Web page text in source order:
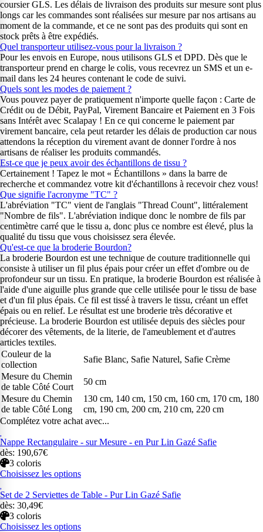
coursier GLS. Les délais de livraison des produits sur mesure sont plus
longs car les commandes sont réalisées sur mesure par nos artisans au
moment de la commande, et ce ne sont pas des produits qui sont en
stock prêts à être expédiés.
Quel transporteur utilisez-vous pour la livraison ?
Pour les envois en Europe, nous utilisons GLS et DPD. Dès que le
transporteur prend en charge le colis, vous recevrez un SMS et un e-
mail dans les 24 heures contenant le code de suivi.
Quels sont les modes de paiement ?
Vous pouvez payer de pratiquement n'importe quelle façon : Carte de
Crédit ou de Débit, PayPal, Virement Bancaire et Paiement en 3 Fois
sans Intérêt avec Scalapay ! En ce qui concerne le paiement par
virement bancaire, cela peut retarder les délais de production car nous
attendons la réception du virement avant de donner l'ordre à nos
artisans de réaliser les produits commandés.
Est-ce que je peux avoir des échantillons de tissu ?
Certainement ! Tapez le mot « Échantillons » dans la barre de
recherche et commandez votre kit d'échantillons à recevoir chez vous!
Que signifie l'acronyme "TC" ?
L'abréviation "TC" vient de l'anglais "Thread Count", littéralement
"Nombre de fils". L'abréviation indique donc le nombre de fils par
centimètre carré que le tissu a, donc plus ce nombre est élevé, plus la
qualité du tissu que vous choisissez sera élevée.
Qu'est-ce que la broderie Bourdon?
La broderie Bourdon est une technique de couture traditionnelle qui
consiste à utiliser un fil plus épais pour créer un effet d'ombre ou de
profondeur sur un tissu. En pratique, la broderie Bourdon est réalisée à
l'aide d'une aiguille plus grande que celle utilisée pour le tissu de base
et d'un fil plus épais. Ce fil est tissé à travers le tissu, créant un effet
épais ou en relief. Le résultat est une broderie très décorative et
précieuse. La broderie Bourdon est utilisée depuis des siècles pour
décorer des vêtements, de la literie, de l'ameublement et d'autres
articles textiles.
Couleur de la
collection
Safie Blanc, Safie Naturel, Safie Crème
Mesure du Chemin
de table Côté Court
50 cm
Mesure du Chemin
de table Côté Long
130 cm, 140 cm, 150 cm, 160 cm, 170 cm, 180
cm, 190 cm, 200 cm, 210 cm, 220 cm
Complétez votre achat avec...
Nappe Rectangulaire - sur Mesure - en Pur Lin Gazé Safie
dès: 190,67€
3 coloris
Choisissez les options
Set de 2 Serviettes de Table - Pur Lin Gazé Safie
dès: 30,49€
3 coloris
Choisissez les options